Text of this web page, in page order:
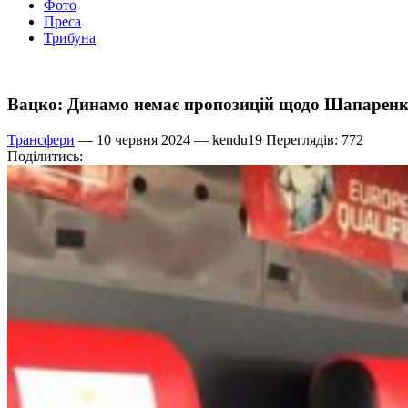
Фото
Преса
Трибуна
Вацко: Динамо немає пропозицій щодо
Трансфери — 10 червня 2024 — kendu19 Переглядів: 772
Поділитись: